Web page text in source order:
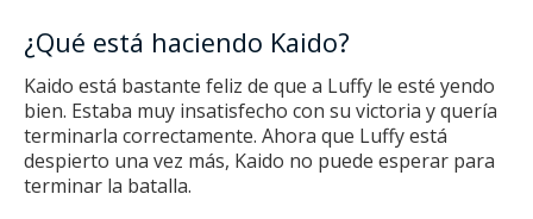
¿Qué está haciendo Kaido?
Kaido está bastante feliz de que a Luffy le esté yendo
bien. Estaba muy insatisfecho con su victoria y quería
terminarla correctamente. Ahora que Luffy está
despierto una vez más, Kaido no puede esperar para
terminar la batalla.